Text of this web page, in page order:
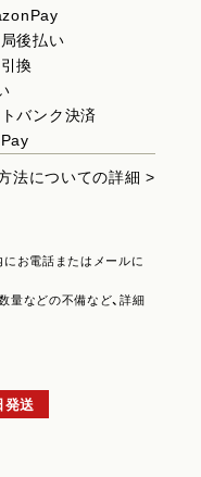
後払い
換
バンク決済
法についての詳細 >
お電話またはメールに
量などの不備など、詳細
発送